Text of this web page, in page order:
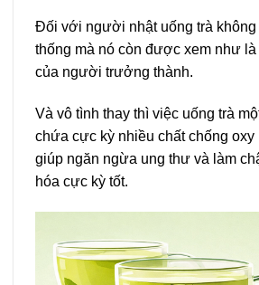
Đối với người nhật uống trà không
thống mà nó còn được xem như là
của người trưởng thành.
Và vô tình thay thì việc uống trà
chứa cực kỳ nhiều chất chống oxy
giúp ngăn ngừa ung thư và làm
hóa cực kỳ tốt.